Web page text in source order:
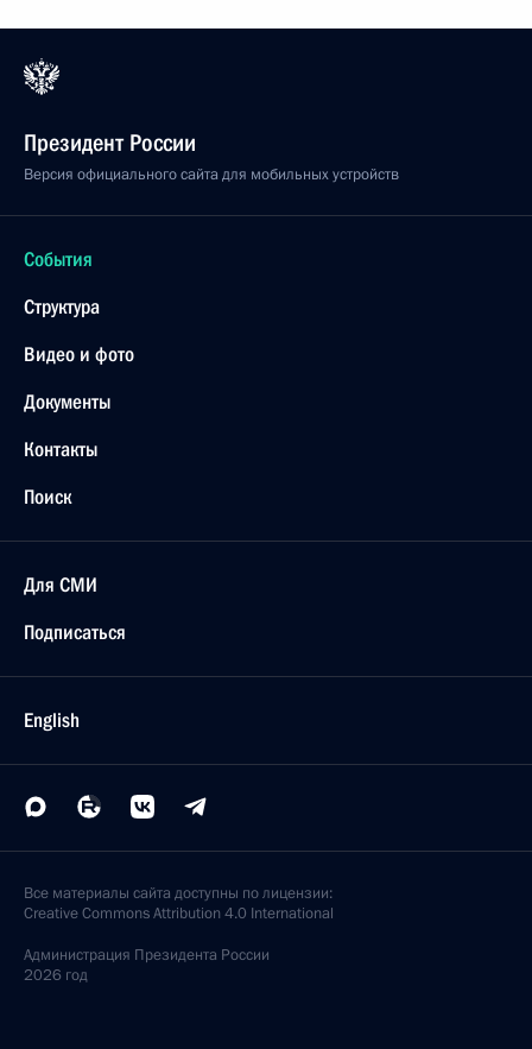
Президент России
Версия официального сайта для мобильных устройств
События
Структура
Видео и фото
Документы
Контакты
Поиск
Для СМИ
Подписаться
English
Все материалы сайта доступны по лицензии:
Creative Commons Attribution 4.0 International
Администрация Президента России
2026 год